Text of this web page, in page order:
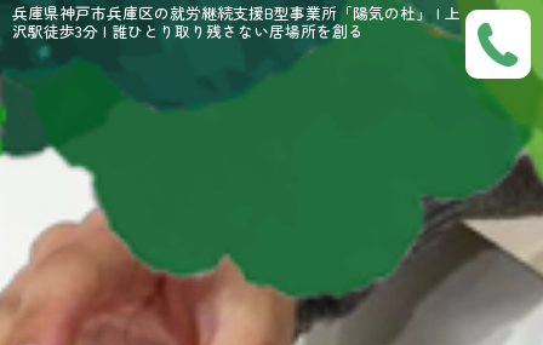
兵庫県神戸市兵庫区の就労継続支援B型事業所「陽気の杜」 | 上
沢駅徒歩3分 | 誰ひとり取り残さない居場所を創る